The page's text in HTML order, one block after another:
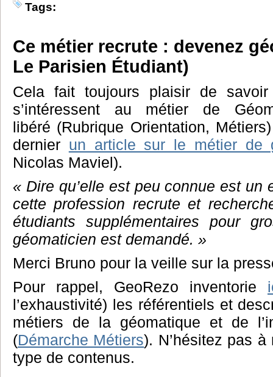
Tags:
Ce métier recrute : devenez
Le Parisien Étudiant)
Cela fait toujours plaisir de
s’intéressent au métier de
libéré (Rubrique Orientation,
dernier un article sur le métier de
Nicolas Maviel).
« Dire qu’elle est peu connue est un
cette profession recrute et
étudiants supplémentaires pour
géomaticien est demandé. »
Merci Bruno pour la veille sur la
Pour rappel, GeoRezo inventorie
l’exhaustivité) les référentiels et
métiers de la géomatique et de
(Démarche Métiers). N’hésitez pas
type de contenus.